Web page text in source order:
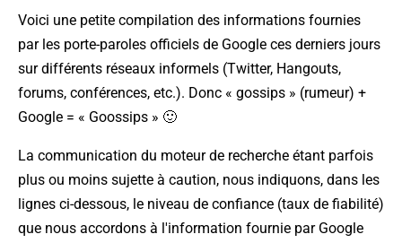
Voici une petite compilation des informations fournies
par les porte-paroles officiels de Google ces derniers jours
sur différents réseaux informels (Twitter, Hangouts,
forums, conférences, etc.). Donc « gossips » (rumeur) +
Google = « Goossips » 🙂
La communication du moteur de recherche étant parfois
plus ou moins sujette à caution, nous indiquons, dans les
lignes ci-dessous, le niveau de confiance (taux de fiabilité)
que nous accordons à l'information fournie par Google